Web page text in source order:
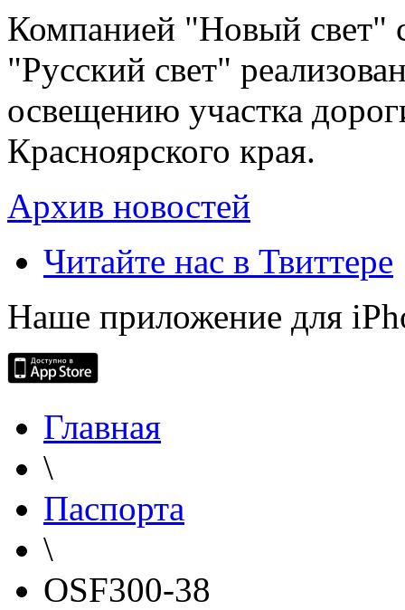
Компанией "Новый свет"
"Русский свет"
освещению участка
Красноярского края.
Архив новостей
Читайте нас в Твиттере
Наше приложение для
Главная
\
Паспорта
\
OSF300-38